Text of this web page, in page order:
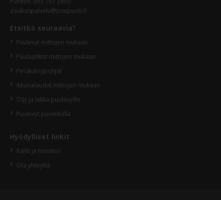
asiakaspalvelu@puupuoti.fi
Etsitkö seuraavia?
Puulevyt mittojen mukaan
Puulaatikot mittojen mukaan
Peräkärrypohjat
Ikkunalaudat mittojen mukaan
Öljy ja lakka puulevyille
Puulevyt puuviiluilla
Hyödylliset linkit
Rahti ja toimitus
Ota yhteyttä